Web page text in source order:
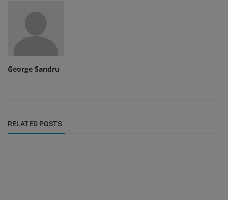
George Sandru
RELATED POSTS